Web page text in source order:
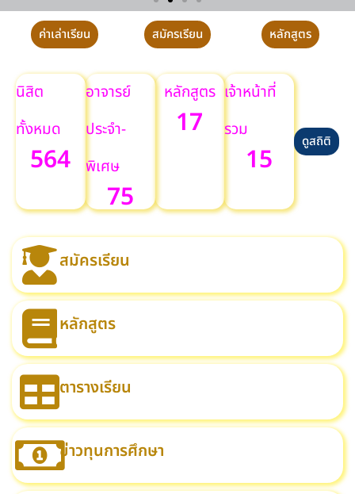
ค่าเล่าเรียน สมัครเรียน หลักสูตร
นิสิต
ทั้งหมด
564
อาจารย์
ประจำ-
พิเศษ
75
หลักสูตร
17
เจ้าหน้าที่
รวม
15
ดูสถิติ
สมัครเรียน
หลักสูตร
ตารางเรียน
ข่าวทุนการศึกษา